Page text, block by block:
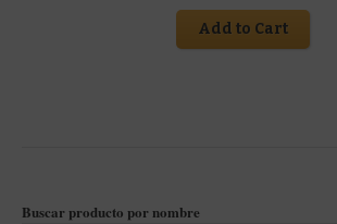
Add to Cart
Buscar producto por nombre